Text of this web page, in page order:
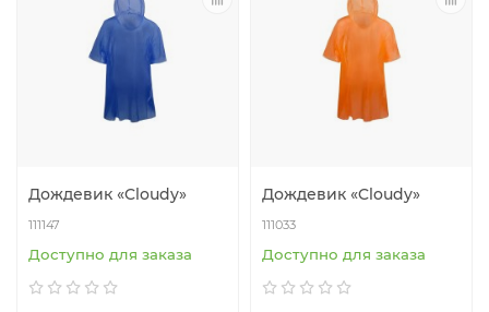
Дождевик «Cloudy»
111147
Доступно для заказа
Дождевик «Cloudy»
111033
Доступно для заказа